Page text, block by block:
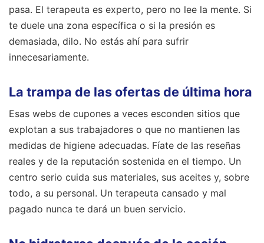
pasa. El terapeuta es experto, pero no lee la mente. Si
te duele una zona específica o si la presión es
demasiada, dilo. No estás ahí para sufrir
innecesariamente.
La trampa de las ofertas de última hora
Esas webs de cupones a veces esconden sitios que
explotan a sus trabajadores o que no mantienen las
medidas de higiene adecuadas. Fíate de las reseñas
reales y de la reputación sostenida en el tiempo. Un
centro serio cuida sus materiales, sus aceites y, sobre
todo, a su personal. Un terapeuta cansado y mal
pagado nunca te dará un buen servicio.